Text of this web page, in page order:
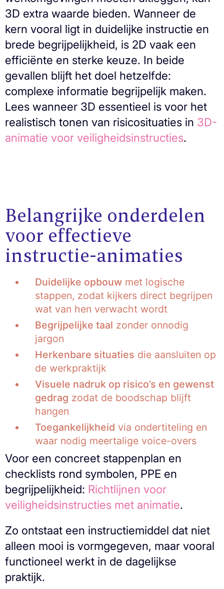
3D extra waarde bieden. Wanneer de
kern vooral ligt in duidelijke instructie en
brede begrijpelijkheid, is 2D vaak een
efficiënte en sterke keuze. In beide
gevallen blijft het doel hetzelfde:
complexe informatie begrijpelijk maken.
Lees wanneer 3D essentieel is voor het
realistisch tonen van risicosituaties in 3D-
animatie voor veiligheidsinstructies.
Belangrijke onderdelen
voor effectieve
instructie-animaties
Duidelijke opbouw met logische
stappen, zodat kijkers direct begrijpen
wat van hen verwacht wordt
Begrijpelijke taal zonder onnodig
jargon
Herkenbare situaties die aansluiten op
de werkpraktijk
Visuele nadruk op risico’s en gewenst
gedrag zodat de boodschap blijft
hangen
Toegankelijkheid via ondertiteling en
waar nodig meertalige voice-overs
Voor een concreet stappenplan en
checklists rond symbolen, PPE en
begrijpelijkheid: Richtlijnen voor
veiligheidsinstructies met animatie.
Zo ontstaat een instructiemiddel dat niet
alleen mooi is vormgegeven, maar vooral
functioneel werkt in de dagelijkse
praktijk.